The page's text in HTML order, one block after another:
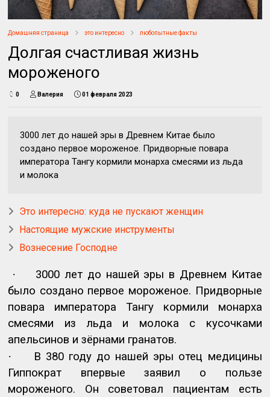
Домашняя страница это интересно любопытные факты
Долгая счастливая жизнь
мороженого
0 Валерия 01 февраля 2023
3000 лет до нашей эры в Древнем Китае было
создано первое мороженое. Придворные повара
императора Тангу кормили монарха смесями из льда
и молока
Это интересно: куда не пускают женщин
Настоящие мужские инструменты
Вознесение Господне
·
3000 лет до нашей эры в Древнем Китае
было создано первое мороженое. Придворные
повара императора Тангу кормили монарха
смесями из льда и молока с кусочками
апельсинов и зёрнами гранатов.
·
В 380 году до нашей эры отец медицины
Гиппократ впервые заявил о пользе
мороженого. Он советовал пациентам есть